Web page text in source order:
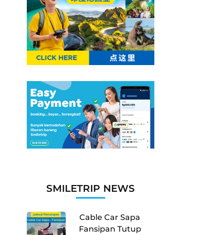
SMILETRIP NEWS
Cable Car Sapa
Fansipan Tutup